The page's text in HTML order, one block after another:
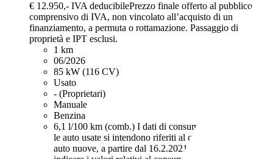
€ 12.950,- IVA deducibilePrezzo finale offerto al pubblico,
comprensivo di IVA, non vincolato all’acquisto di un
finanziamento, a permuta o rottamazione. Passaggio di
proprietà e IPT esclusi.
1 km
06/2026
85 kW (116 CV)
Usato
- (Proprietari)
Manuale
Benzina
6,1 l/100 km (comb.) I dati di consumi ed emissioni per
le auto usate si intendono riferiti al ciclo NEDC. Per le
auto nuove, a partire dal 16.2.2021, iI rivenditore deve